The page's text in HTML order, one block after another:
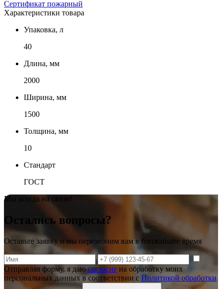
Сертификат пожарный
Характеристики товара
Упаковка, л
40
Длина, мм
2000
Ширина, мм
1500
Толщина, мм
10
Стандарт
ГОСТ
Мы всегда на связи!
Остались вопросы?
Оставьте заявку и мы перезвоним вам в ближайшее время
Отправляя форму, я даюсогласие на обработку моих
персональных данных в соответствии с Политикой обработки